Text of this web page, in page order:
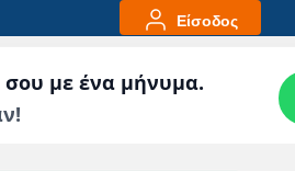
Είσοδος
σου με ένα μήνυμα.